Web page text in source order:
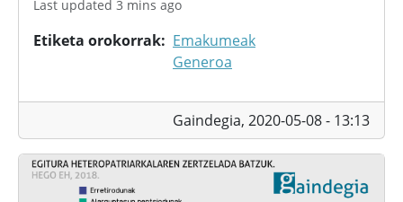
Last updated 3 mins ago
Etiketa orokorrak
Emakumeak
Generoa
Gaindegia, 2020-05-08 - 13:13